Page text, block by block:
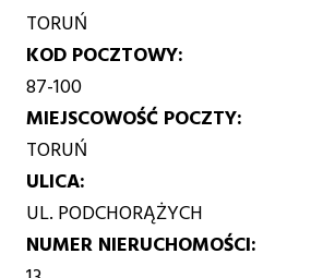
TORUŃ
KOD POCZTOWY
87-100
MIEJSCOWOŚĆ POCZTY
TORUŃ
ULICA
UL. PODCHORĄŻYCH
NUMER NIERUCHOMOŚCI